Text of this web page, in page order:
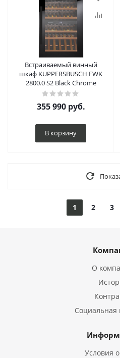
Встраиваемый винный
шкаф KUPPERSBUSCH FWK
2800.0 S2 Black Chrome
355 990руб.
В корзину
1 2 3
О
Социальная
Условия